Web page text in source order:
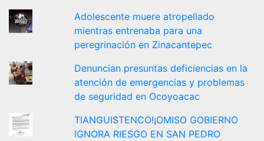
Adolescente muere atropellado
mientras entrenaba para una
peregrinación en Zinacantepec
Denuncian presuntas deficiencias en la
atención de emergencias y problemas
de seguridad en Ocoyoacac
TIANGUISTENCO!¡OMISO GOBIERNO
IGNORA RIESGO EN SAN PEDRO